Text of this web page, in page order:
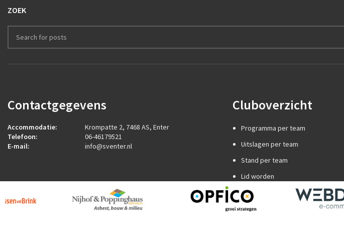
ZOEK
Contactgegevens
Accommodatie:
Krompatte 2, 7468 AS, Enter
Telefoon:
06-46179521
E-mail:
info@sventer.nl
Cluboverzicht
Programma per team
Uitslagen per team
Stand per team
Lid worden
Internationaal jeugdtoernooi
Sponsor worden